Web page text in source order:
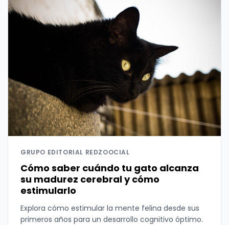
GRUPO EDITORIAL REDZOOCIAL
Cómo saber cuándo tu gato alcanza
su madurez cerebral y cómo
estimularlo
Explora cómo estimular la mente felina desde sus
primeros años para un desarrollo cognitivo óptimo.